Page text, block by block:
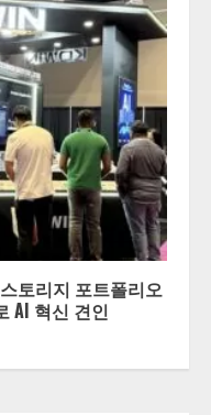
토리지 포트폴리오
AI 혁신 견인